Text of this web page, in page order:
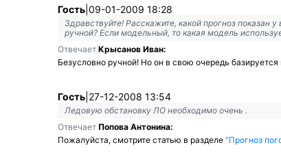
Гость 09-01-2009 18:28
Здравствуйте! Расскажите, какой прогноз показан
ручной? Если модельный, то какая модель
Отвечает Крысанов Иван:
Безусловно ручной! Но он в свою очередь
Гость 27-12-2008 13:54
Ледовую обстановку ЛО необходимо очень .
Отвечает Попова Антонина:
Пожалуйста, смотрите статью в разделе "Прогноз